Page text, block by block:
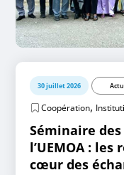
30 juillet 2026
Coopération,
Séminaire
l’UEMOA :
cœur des